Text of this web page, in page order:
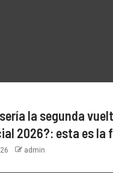
la segunda
2026?: esta es la
admin